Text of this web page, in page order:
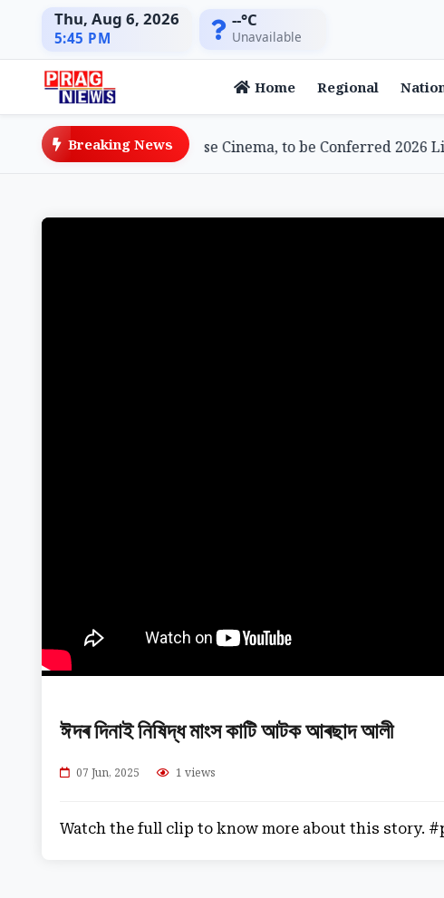
Thu, Aug 6, 2026
5:45 PM
--°C
Unavailable
Home Regional
Breaking News
Doyenne of Assamese Cinema, to be Conferred 2026
ঈদৰ দিনাই নিষিদ্ধ মাংস কাটি আটক আৰছাদ আলী
07 Jun, 2025 1 views
Watch the full clip to know more about this story.